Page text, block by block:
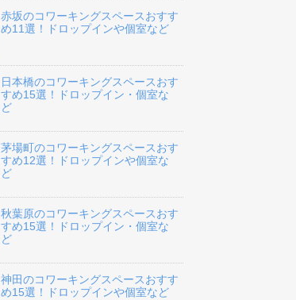
赤坂のコワーキングスペースおすす
め11選！ドロップインや個室など
日本橋のコワーキングスペースおす
すめ15選！ドロップイン・個室な
ど
茅場町のコワーキングスペースおす
すめ12選！ドロップインや個室な
ど
秋葉原のコワーキングスペースおす
すめ15選！ドロップイン・個室な
ど
神田のコワーキングスペースおすす
め15選！ドロップインや個室など